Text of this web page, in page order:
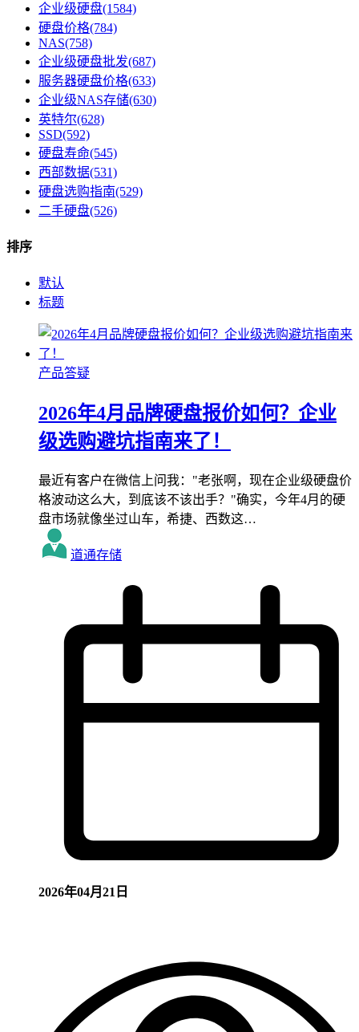
企业级硬盘(1584)
硬盘价格(784)
NAS(758)
企业级硬盘批发(687)
服务器硬盘价格(633)
企业级NAS存储(630)
英特尔(628)
SSD(592)
硬盘寿命(545)
西部数据(531)
硬盘选购指南(529)
二手硬盘(526)
排序
默认
标题
产品答疑
2026年4月品牌硬盘报价如何？企业
级选购避坑指南来了！
最近有客户在微信上问我："老张啊，现在企业级硬盘价
格波动这么大，到底该不该出手？"确实，今年4月的硬
盘市场就像坐过山车，希捷、西数这…
道通存储
2026年04月21日